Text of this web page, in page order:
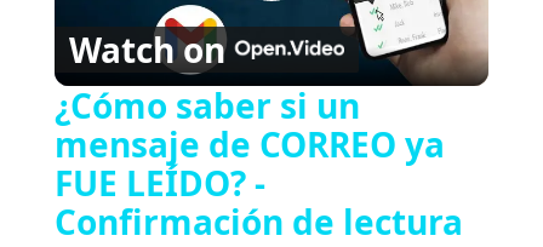
a
y
Watch on
¿Cómo saber si un
mensaje de CORREO ya
FUE LEÍDO? -
Confirmación de lectura